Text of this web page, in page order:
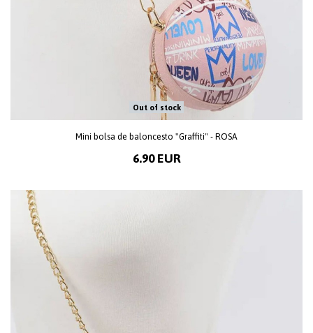
Out of stock
Mini bolsa de baloncesto "Graffiti" - ROSA
6.90 EUR